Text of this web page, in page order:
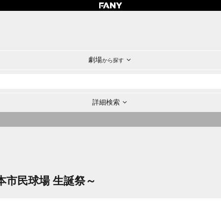
劇場から探す
詳細検索
市民球場 生誕祭～